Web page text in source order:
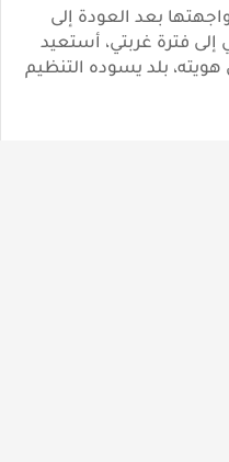
بعد العودة إلى
إلى فترة غربتي، أستعيد
بلد يسوده التنظيم